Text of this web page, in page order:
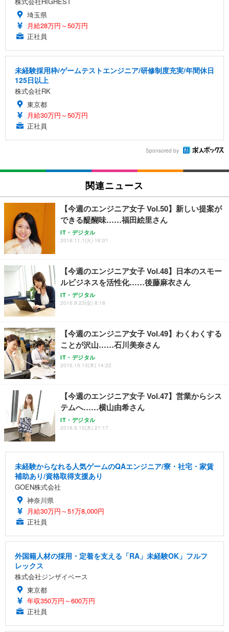
埼玉県
月給28万円～50万円
正社員
未経験採用枠/ゲームテストエンジニア/研修制度充実/年間休日
125日以上
株式会社RK
東京都
月給30万円～50万円
正社員
Sponsored by
関連ニュース
【今週のエンジニア女子 Vol.50】新しい提案が
できる醍醐味……福田絵里さん
IT・デジタル
2016.11.1(火) 16:01
【今週のエンジニア女子 Vol.48】日本のスモー
ルビジネスを活性化……後藤麻衣さん
IT・デジタル
2016.9.23(金) 8:18
【今週のエンジニア女子 Vol.49】わくわくする
ことが沢山……石川美奈さん
IT・デジタル
2016.10.13(木) 14:22
【今週のエンジニア女子 Vol.47】営業からシス
テムへ……横山由希さん
IT・デジタル
2016.9.15(木) 21:17
未経験からなれる人気ゲームのQAエンジニア/寮・社宅・家賃
補助あり/資格取得支援あり
GOEN株式会社
神奈川県
月給30万円～51万8,000円
正社員
外国籍人材の採用・定着を支える「RA」未経験OK」フルフ
レックス
株式会社ジンザイベース
東京都
年収350万円～600万円
正社員